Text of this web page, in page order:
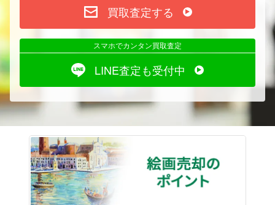
買取査定する
スマホでカンタン買取査定
LINE査定も受付中